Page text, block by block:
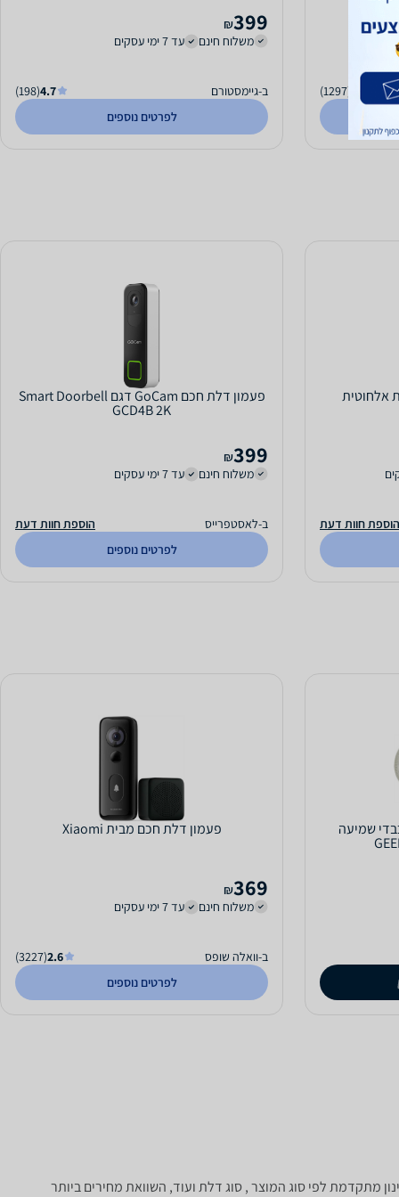
(1297)
399
₪
משלוח חינם
עד 7 ימי עסקים
ב-גיימסטורם 4.7
(198)
לפרטים נוספים
הוספת חוות דעת
פעמון דלת חכם GoCam דגם Smart Doorbell
GCD4B 2K
399
₪
משלוח חינם
עד 7 ימי עסקים
ב-לאסטפרייס
הוספת חוות דעת
לפרטים נוספים
שמיעה פעמון דלת חכם מבית Xiaomi
369
₪
משלוח חינם
עד 7 ימי עסקים
ב-וואלה שופס 2.6
(3227)
לפרטים נוספים
מערכת סינון מתקדמת לפי סוג המוצר , סוג דלת ועוד, השוואת מחירים ביותר